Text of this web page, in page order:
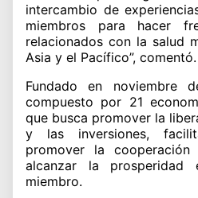
intercambio de
miembros para hacer
relacionados con la salud
Asia y el Pacífico”, comentó.
Fundado en noviembre
compuesto por 21
que busca promover la
y las inversiones,
promover la
alcanzar la prosperidad
miembro.